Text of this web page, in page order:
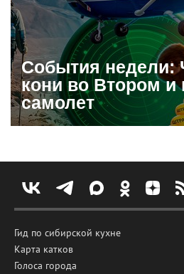
События недели:
кони во Втором и
самолет
Гид по сибирской кухне
Карта катков
Голоса города